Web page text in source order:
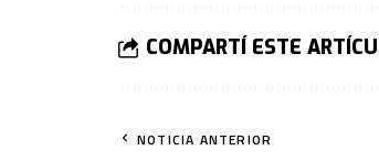
COMPARTÍ ESTE
NOTICIA ANTERIOR